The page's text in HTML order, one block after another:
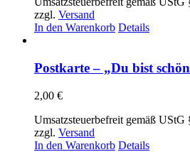
zzgl. Versand
In den Warenkorb Details
Postkarte – „Du bist
2,00 €
Umsatzsteuerbefreit gemäß UStG
zzgl. Versand
In den Warenkorb Details